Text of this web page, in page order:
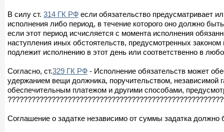
В силу ст. 314 ГК РФ если обязательство предусматривает
исполнения либо период, в течение которого оно должно
если этот период исчисляется с момента исполнения
наступления иных обстоятельств, предусмотренных
подлежит исполнению в этот день или соответственно в
Согласно, ст.329 ГК РФ - Исполнение обязательств может
удержанием вещи должника, поручительством, независимой
обеспечительным платежом и другими способами,
Соглашение о задатке независимо от суммы задатка